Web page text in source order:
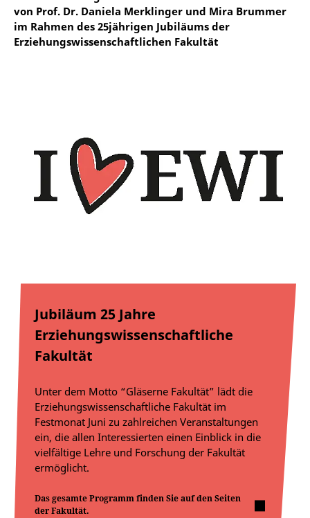
von Prof. Dr. Daniela Merklinger und Mira Brummer
im Rahmen des 25jährigen Jubiläums der
Erziehungswissenschaftlichen Fakultät
Jubiläum 25 Jahre
Erziehungswissenschaftliche
Fakultät
Unter dem Motto “Gläserne Fakultät” lädt die
Erziehungswissenschaftliche Fakultät im
Festmonat Juni zu zahlreichen Veranstaltungen
ein, die allen Interessierten einen Einblick in die
vielfältige Lehre und Forschung der Fakultät
ermöglicht.
Das gesamte Programm finden Sie auf den Seiten
der Fakultät.